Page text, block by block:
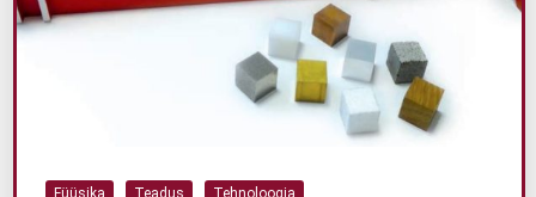
Füüsika Teadus Tehnoloogia